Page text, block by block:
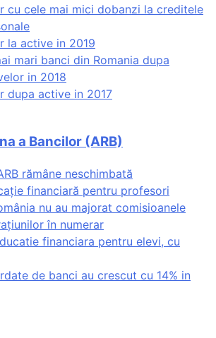
cu cele mai mici dobanzi la creditele
la active in 2019
mari banci din Romania dupa
in 2018
dupa active in 2017
a Bancilor (ARB)
rămâne neschimbată
financiară pentru profesori
nu au majorat comisioanele
în numerar
financiara pentru elevi, cu
de banci au crescut cu 14% in